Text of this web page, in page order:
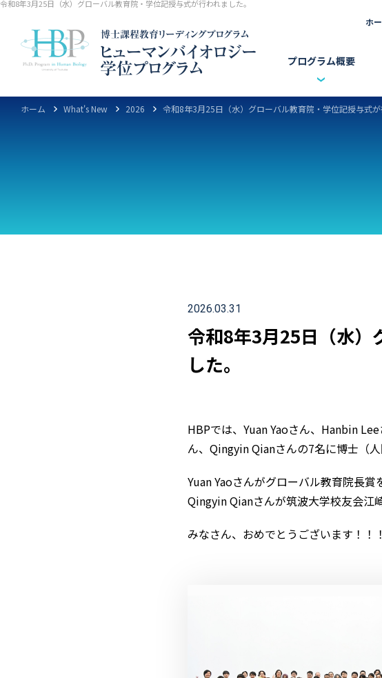
令和8年3月25日（水）グローバル教育院・学位記授与式が行われました。
ホ
プログラム概要
ホーム What's New 2026 令和8年3月25日（水）グローバル教育院・学位記授与式が
2026.03.31
令和8年3月25日（水）
した。
HBPでは、Yuan Yaoさん、Hanbin
ん、Qingyin Qianさんの7名に博士（
Yuan Yaoさんがグローバル教育院長賞
Qingyin Qianさんが筑波大学校友会江
みなさん、おめでとうございます！！！